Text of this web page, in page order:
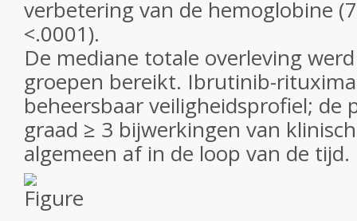
verbetering van de hemoglobine
<.0001).
De mediane totale overleving
groepen bereikt. Ibrutinib-
beheersbaar veiligheidsprofiel; de
graad ≥ 3 bijwerkingen van
algemeen af in de loop van de tijd.